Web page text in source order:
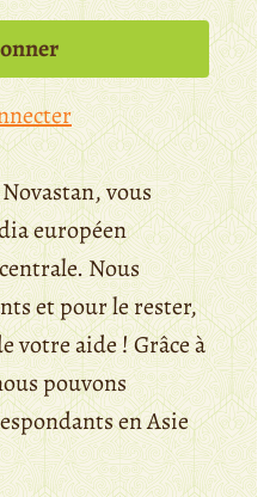
vous
européen
Nous
et pour le rester,
votre aide ! Grâce à
pouvons
en Asie